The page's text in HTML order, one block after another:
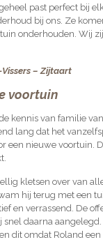
past perfect bij
bij ons. Ze
onderhouden. Wij
– Zijtaart
voortuin
kennis van familie
lang dat het
een nieuwe voortuin.
kletsen over van
hij terug met een
en verrassend. De
snel daarna
dit omdat Roland